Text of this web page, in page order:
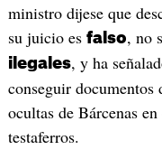
ministro dijese que
su juicio es falso, no
ilegales, y ha
conseguir documentos
ocultas de Bárcenas
testaferros.